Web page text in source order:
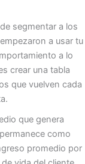
segmentar a los
a usar tu
a lo
crear una tabla
que vuelven cada
que genera
como
promedio por